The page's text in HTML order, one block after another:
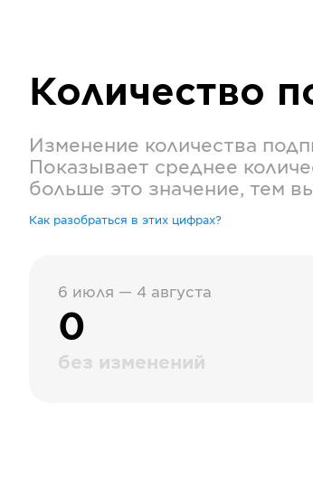
Количество
Изменение количества
Показывает среднее
больше это значение, тем
Как разобраться в этих цифрах?
6 июля — 4 августа
0
без изменений